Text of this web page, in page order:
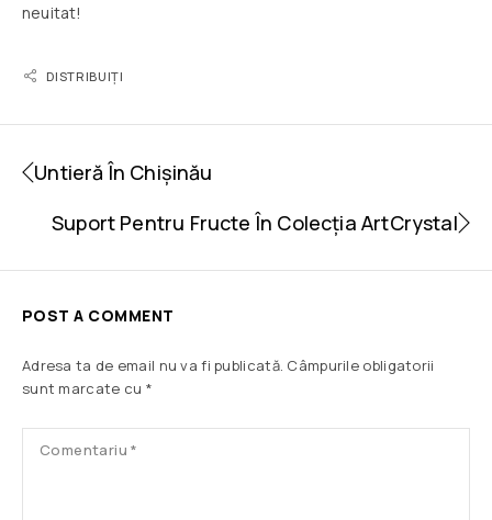
neuitat!
DISTRIBUIȚI
Untieră În Chișinău
Suport Pentru Fructe În Colecția ArtCrystal
POST A COMMENT
Adresa ta de email nu va fi publicată. Câmpurile obligatorii
sunt marcate cu *